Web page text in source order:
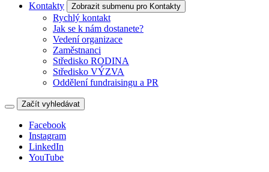
Kontakty
Zobrazit submenu pro Kontakty
Rychlý kontakt
Jak se k nám dostanete?
Vedení organizace
Zaměstnanci
Středisko RODINA
Středisko VÝZVA
Oddělení fundraisingu a PR
Začít vyhledávat
Facebook
Instagram
LinkedIn
YouTube